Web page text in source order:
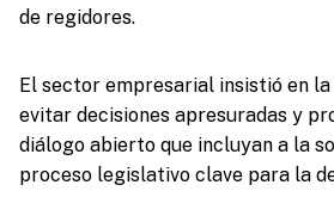
de regidores.
El sector empresarial insistió en
evitar decisiones apresuradas y
diálogo abierto que incluyan a la
proceso legislativo clave para la